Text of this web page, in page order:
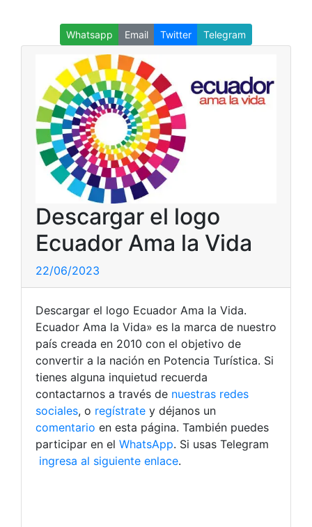
Whatsapp Email Twitter Telegram
Descargar el logo
Ecuador Ama la Vida
22/06/2023
Descargar el logo Ecuador Ama la Vida.
Ecuador Ama la Vida» es la marca de nuestro
país creada en 2010 con el objetivo de
convertir a la nación en Potencia Turística. Si
tienes alguna inquietud recuerda
contactarnos a través de nuestras redes
sociales, o regístrate y déjanos un
comentario en esta página. También puedes
participar en el WhatsApp. Si usas Telegram
ingresa al siguiente enlace.